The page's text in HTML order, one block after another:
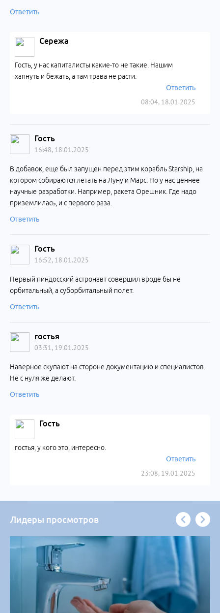
Ответить
Сережа
08:04, 18.01.2025
Гость, у нас капиталисты какие-то не такие. Нашим
хапнуть и бежать, а там трава не расти.
Ответить
Гость
16:48, 18.01.2025
В добавок, еще был запущен перед этим корабль Starship, на
котором собираются летать на Луну и Марс. Но у нас ценнее
научные разработки. Например, ракета Орешник. Где надо
приземлилась, и с первого раза.
Ответить
Гость
16:52, 18.01.2025
Первый пиндосский астронавт совершил вроде бы не
орбитальный, а суборбитальный полет.
Ответить
гостья
03:31, 19.01.2025
Наверное скупают на стороне документацию и специалистов.
Не с нуля же делают.
Ответить
Гость
23:08, 19.01.2025
гостья, у кого это, интересно.
Ответить
Лидеры просмотров